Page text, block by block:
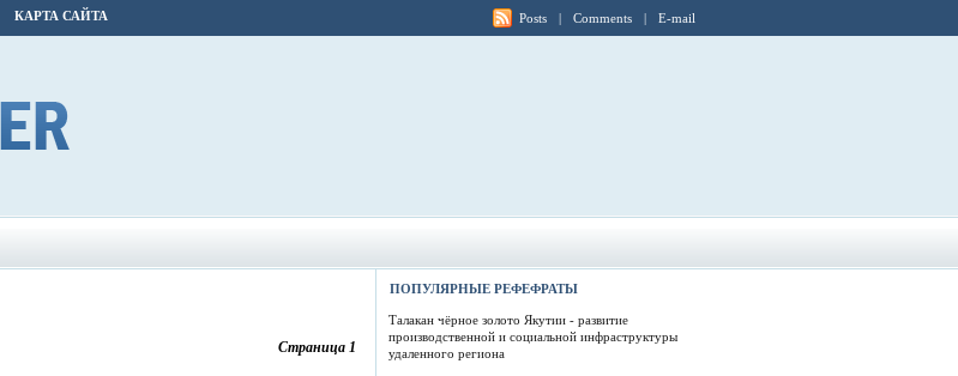
КАРТА САЙТА Posts | Comments | E-mail
Страница 1
ПОПУЛЯРНЫЕ РЕФЕФРАТЫ
Талакан чёрное золото Якутии - развитие
производственной и социальной инфраструктуры
удаленного региона